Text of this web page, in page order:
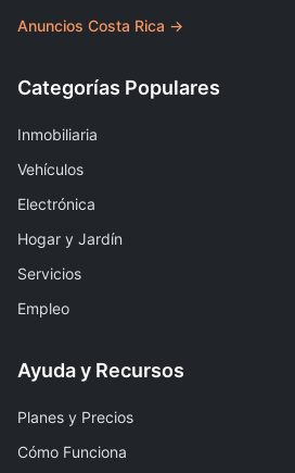
Anuncios Costa Rica →
Categorías Populares
Inmobiliaria
Vehículos
Electrónica
Hogar y Jardín
Servicios
Empleo
Ayuda y Recursos
Planes y Precios
Cómo Funciona